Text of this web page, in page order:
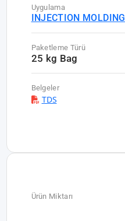
Uygulama
INJECTION MOLDING
Paketleme Türü
25 kg Bag
Belgeler
TDS
Ürün Miktarı